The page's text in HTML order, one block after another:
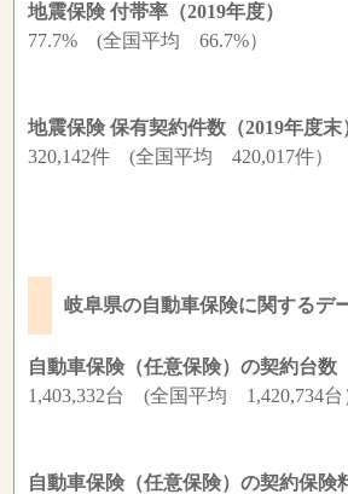
地震保険 付帯率（2019年度）
77.7% (全国平均 66.7%）
地震保険 保有契約件数（2019年度
320,142件 (全国平均 420,017件）
岐阜県の自動車保険に関
自動車保険（任意保険）の契約台数
1,403,332台 (全国平均 1,420,734台
自動車保険（任意保険）の契約保